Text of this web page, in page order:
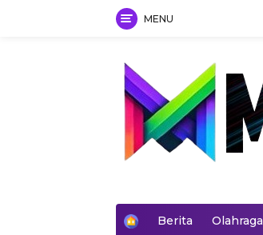
MENU
H
Berita Olahraga